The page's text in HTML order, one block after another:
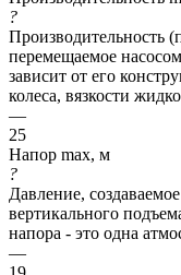
?
Производительность
перемещаемое
зависит от его
колеса, вязкости
—
25
Напор max, м
?
Давление,
вертикального
напора - это одна
—